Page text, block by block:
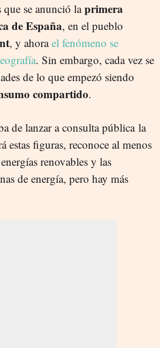
que se anunció laprimera
de España, en el pueblo
, y ahorael fenómeno se
. Sin embargo, cada vez se
de lo que empezó siendo
compartido.
de lanzar a consulta pública la
estas figuras, reconoce al menos
renovables y las
de energía, pero hay más